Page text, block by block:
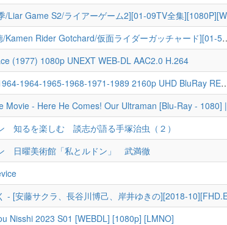
面ライダーガッチャード][01-50TV全集+剧场版+SP+特典映像][1080P][BDRip][HEVC-10bit][FLAC][MKV]
(1977) 1080p UNEXT WEB-DL AAC2.0 H.264
1964-1965-1968-1971-1989 2160p UHD BluRay REMUX
知るを楽しむ 談志が語る手塚治虫（２）
日曜美術館「私とルドン」 武満徹
Nisshi 2023 S01 [WEBDL] [1080p] [LMNO]